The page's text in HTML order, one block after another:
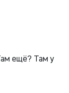
ещё? Там у